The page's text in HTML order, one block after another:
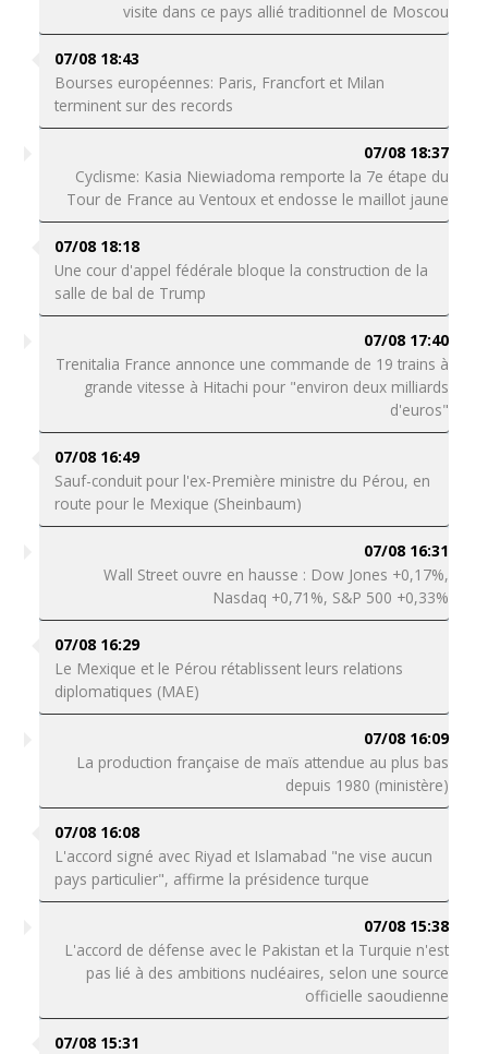
visite dans ce pays allié traditionnel de Moscou
07/08 18:43
Bourses européennes: Paris, Francfort et Milan
terminent sur des records
07/08 18:37
Cyclisme: Kasia Niewiadoma remporte la 7e étape du
Tour de France au Ventoux et endosse le maillot jaune
07/08 18:18
Une cour d'appel fédérale bloque la construction de la
salle de bal de Trump
07/08 17:40
Trenitalia France annonce une commande de 19 trains à
grande vitesse à Hitachi pour "environ deux milliards
d'euros"
07/08 16:49
Sauf-conduit pour l'ex-Première ministre du Pérou, en
route pour le Mexique (Sheinbaum)
07/08 16:31
Wall Street ouvre en hausse : Dow Jones +0,17%,
Nasdaq +0,71%, S&P 500 +0,33%
07/08 16:29
Le Mexique et le Pérou rétablissent leurs relations
diplomatiques (MAE)
07/08 16:09
La production française de maïs attendue au plus bas
depuis 1980 (ministère)
07/08 16:08
L'accord signé avec Riyad et Islamabad "ne vise aucun
pays particulier", affirme la présidence turque
07/08 15:38
L'accord de défense avec le Pakistan et la Turquie n'est
pas lié à des ambitions nucléaires, selon une source
officielle saoudienne
07/08 15:31